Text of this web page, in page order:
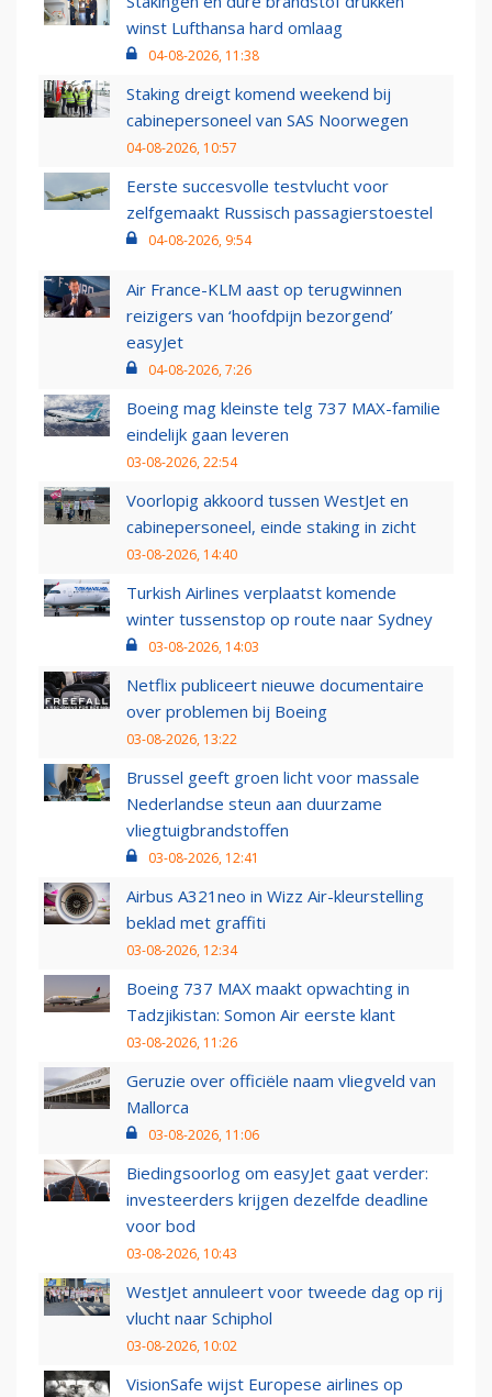
winst Lufthansa hard omlaag
04-08-2026, 11:38
Staking dreigt komend weekend bij
cabinepersoneel van SAS Noorwegen
04-08-2026, 10:57
Eerste succesvolle testvlucht voor
zelfgemaakt Russisch passagierstoestel
04-08-2026, 9:54
Air France-KLM aast op terugwinnen
reizigers van ‘hoofdpijn bezorgend’
easyJet
04-08-2026, 7:26
Boeing mag kleinste telg 737 MAX-familie
eindelijk gaan leveren
03-08-2026, 22:54
Voorlopig akkoord tussen WestJet en
cabinepersoneel, einde staking in zicht
03-08-2026, 14:40
Turkish Airlines verplaatst komende
winter tussenstop op route naar Sydney
03-08-2026, 14:03
Netflix publiceert nieuwe documentaire
over problemen bij Boeing
03-08-2026, 13:22
Brussel geeft groen licht voor massale
Nederlandse steun aan duurzame
vliegtuigbrandstoffen
03-08-2026, 12:41
Airbus A321neo in Wizz Air-kleurstelling
beklad met graffiti
03-08-2026, 12:34
Boeing 737 MAX maakt opwachting in
Tadzjikistan: Somon Air eerste klant
03-08-2026, 11:26
Geruzie over officiële naam vliegveld van
Mallorca
03-08-2026, 11:06
Biedingsoorlog om easyJet gaat verder:
investeerders krijgen dezelfde deadline
voor bod
03-08-2026, 10:43
WestJet annuleert voor tweede dag op rij
vlucht naar Schiphol
03-08-2026, 10:02
VisionSafe wijst Europese airlines op